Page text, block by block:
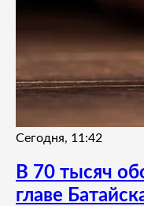
Сегодня, 11:42
В 70 тысяч
главе